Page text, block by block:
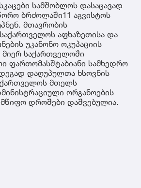
სამშობლოს დასაცავად
ბრძოლაში11 აგვისტოს
მთავრობის
აფხაზეთისა და
უკანონო ოკუპაციის
საქართველოში
ფართომასშტაბიანი სამხედრო
დაღუპულთა ხსოვნის
მთელს
ორგანოების
დროშები დაშვებულია.